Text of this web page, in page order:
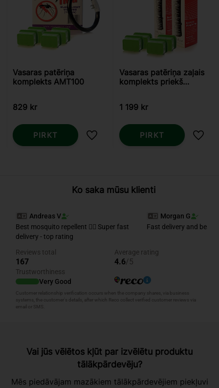
Vasaras patēriņa
komplekts AMT100
829 kr
Pievienot vēlmjām
PIRKT
Vasaras patēriņa zaļais
komplekts priekš
1 199 kr
PIRKT
Ko saka mūsu klienti
Vai jūs vēlētos kļūt par izvēlētu produktu
tālākpārdevēju?
Mēs piedāvājam mazākiem tālākpārdevējiem piekļuvi